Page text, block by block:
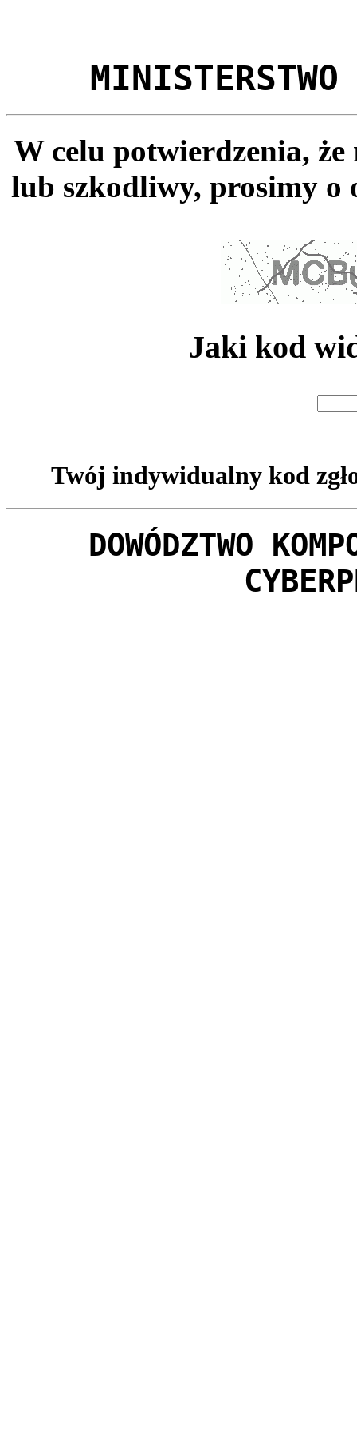
MINISTERSTWO
W celu potwierdzenia,
lub szkodliwy, prosimy o
Jaki kod
Twój indywidualny kod
DOWÓDZTWO